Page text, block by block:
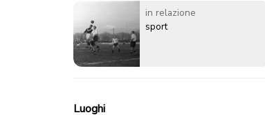
in relazione
sport
Luoghi